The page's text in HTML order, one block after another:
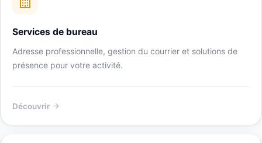
Services de bureau
Adresse professionnelle, gestion du courrier et solutions de
présence pour votre activité.
Découvrir